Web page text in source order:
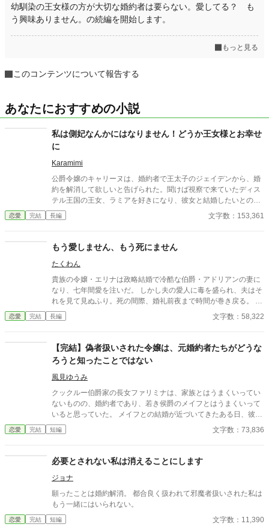
幼馴染の王女様の方が大切な婚約者は要らない。愛してる？ も
う興味ありません。の続編を開始します。
もっと見る
このコンテンツについて報告する
あなたにおすすめの小説
私は側妃なんかにはなりません！どうか王女様とお幸せ
に
Karamimi
公爵令嬢のキャリーヌは、婚約者で王太子のジェイデンから、婚
約を解消して欲しいと告げられた。聞けば視察で来ていたディス
テル王国の王女、ラミアを好きになり、彼女と結婚したいとの
事。 ラミアは非常に美しく、お色気むんむんの女性。ジェイデン
が彼女の美しさの虜になっている事を薄々気が付いていたキャリ
それだけでは終わらなかったのだ。なんとキャリーヌに、自分の
側妃になれと言い出したのだ。そもそも側妃は非常に問題のある
制度だったことから、随分昔に廃止されていた。 もちろん、キャ
リーヌは側妃を拒否したのだが… そんなキャリーヌをジェイデン
は権力を使い、地下牢に閉じ込めてしまう。薄暗い地下牢で、食
べ物すら与えられないキャリーヌ。 “側妃になるくらいなら、こ
なぜか地下牢から出され、そのまま家族が見守る中馬車に乗せら
は… ※恋愛要素よりも、友情要素が強く出てしまった作品です。
他サイトでも同時投稿しています。 どうぞよろしくお願いします
m(__)m
恋愛 完結 長編 文字数：153,361
もう愛しません、もう死にません
たくわん
貴族の令嬢・エリナは政略結婚で冷酷な伯爵・アドリアンの妻に
なり、七年間愛を注いだ。 しかし夫の愛人に毒を盛られ、夫はそ
れを見て見ぬふり。死の間際、婚礼前夜まで時間が巻き戻る。 今
度こそ、この結婚は断る——そう決心するエリナの前に、幼馴染
の騎士団長ルカが現れてーー。
恋愛 完結 長編 文字数：58,322
【完結】偽者扱いされた令嬢は、元婚約者たちがどうな
ろうと知ったことではない
風見ゆうみ
クックルー伯爵家の長女ファリミナは、家族とはうまくいってい
ないものの、婚約者であり、若き侯爵のメイフとはうまくいって
いると思っていた。 メイフとの結婚が近づいてきたある日、彼が
ファリミナの前に一人の女性を連れてきた。メイフに寄り添う可
憐な女性は、こう名乗った。 「わたくし、クックルー伯爵家の長
恩人だった。メイフは自分との結婚を望む彼女のためにファリミ
ナの身分を与えるという暴挙に出たのだ。 家族や友人たちは買収
されており、本当のファリミナを偽者だと訴える。 メイフが用意
したボロ家に追いやられたファリミナだったが、メイフの世話に
はならず、平民のファリとして新しい生活を送ることに決める。
がいたことにより、自分たちの生活が楽だったことを知る。そし
恋愛 完結 短編 文字数：73,836
必要とされない私は消えることにします
ジョナ
願ったことは婚約解消。 都合良く扱われて邪魔者扱いされた私は
もう一緒にはいられない。
恋愛 完結 短編 文字数：11,390